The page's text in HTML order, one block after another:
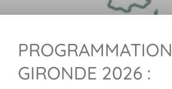
PROGRAMMATION
GIRONDE 2026 :